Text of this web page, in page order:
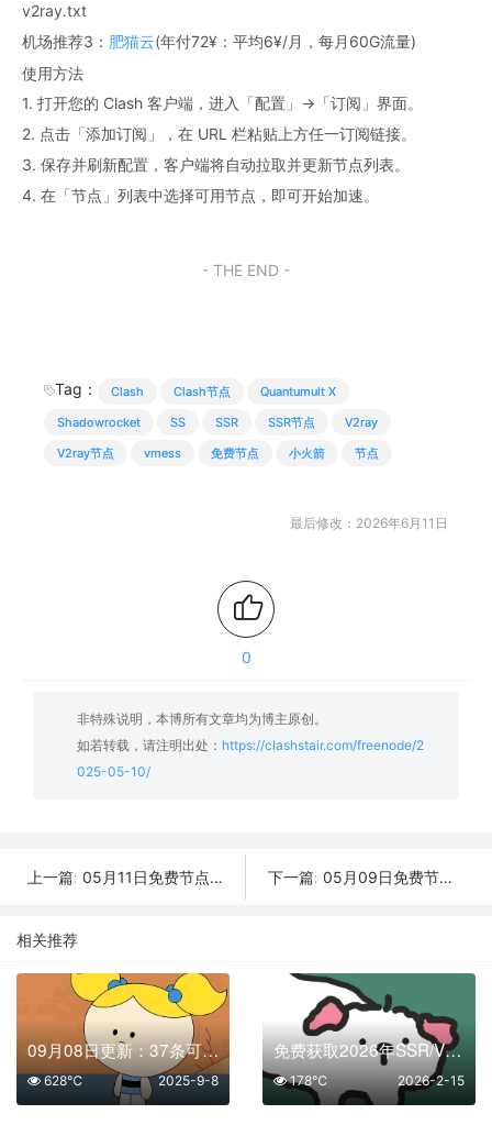
v2ray.txt
机场推荐3： 肥猫云(年付72¥：平均6¥/月，每月60G流量)
使用方法
1. 打开您的 Clash 客户端，进入「配置」→「订阅」界面。
2. 点击「添加订阅」，在 URL 栏粘贴上方任一订阅链接。
3. 保存并刷新配置，客户端将自动拉取并更新节点列表。
4. 在「节点」列表中选择可用节点，即可开始加速。
- THE END -
Tag： Clash Clash节点
Quantumult X
Shadowrocket
SS SSR SSR节点
V2ray
V2ray节点
vmess 免费节点 小火箭 节点
最后修改：2026年6月11日
0
非特殊说明，本博所有文章均为博主原创。
如若转载，请注明出处： https://clashstair.com/freenode/2
025-05-10/
上一篇: 05月11日免费节点数量35个,地区有台湾|英国|越南|菲律宾|比利时,2025年SSR|V2ray|Shadowrocket|Clash订阅链接 下一篇: 05月09日免费节点数量25个,地区有韩国|美国|阿根廷|土耳其|比利时,2025年SSR|V2ray|Shadowrocket|Clash订阅链接
相关推荐
09月08日更新：37条可用免费节点 | 2025年SSR/V2ray/Clash订阅链接
2025-9-8
628℃
免费获取2026年SSR/V2Ray/Clash节点 | 02月15日可用
2026-2-15
178℃